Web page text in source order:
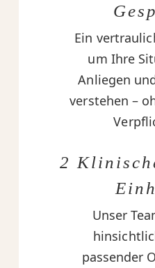
Ein
um Ihre
Anliegen
verstehen –
2
Unser
passender